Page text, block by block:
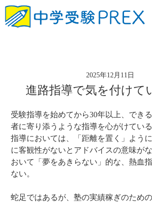
2025年12月11日
進路指導で気を付けて
受験指導を始めてから30年以上、でき
者に寄り添うような指導を心がけてい
指導においては、「距離を置く」よう
に客観性がないとアドバイスの意味が
おいて「夢をあきらない」的な、熱血
ない。
蛇足ではあるが、塾の実績稼ぎのため